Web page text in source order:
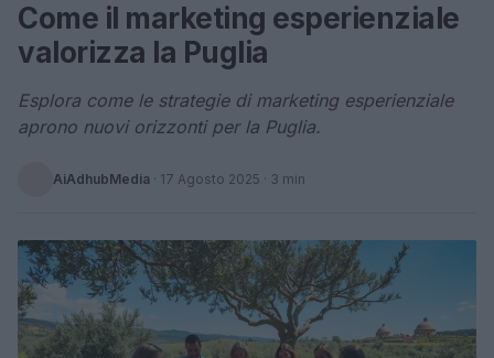
Come il marketing esperienziale
valorizza la Puglia
Esplora come le strategie di marketing esperienziale
aprono nuovi orizzonti per la Puglia.
AiAdhubMedia · 17 Agosto 2025 · 3 min